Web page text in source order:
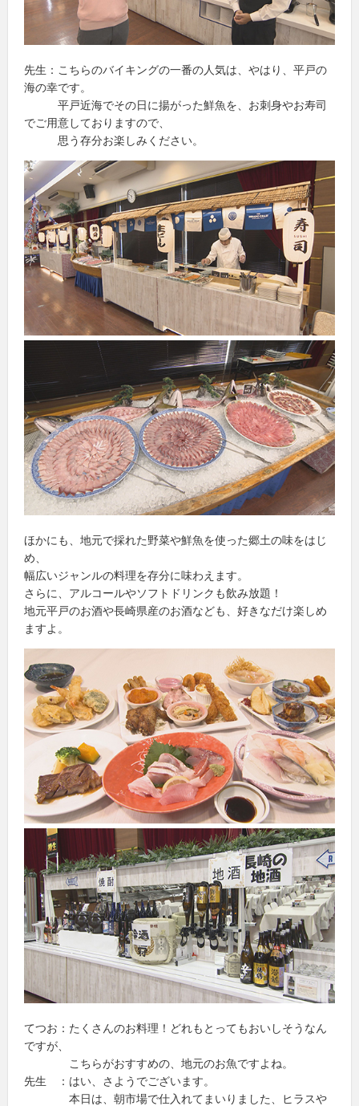
先生：こちらのバイキングの一番の人気は、やはり、平戸の
海の幸です。
平戸近海でその日に揚がった鮮魚を、お刺身やお寿司
でご用意しておりますので、
思う存分お楽しみください。
ほかにも、地元で採れた野菜や鮮魚を使った郷土の味をはじ
め、
幅広いジャンルの料理を存分に味わえます。
さらに、アルコールやソフトドリンクも飲み放題！
地元平戸のお酒や長崎県産のお酒なども、好きなだけ楽しめ
ますよ。
てつお：たくさんのお料理！どれもとってもおいしそうなん
ですが、
こちらがおすすめの、地元のお魚ですよね。
先生 ：はい、さようでございます。
本日は、朝市場で仕入れてまいりました、ヒラスや